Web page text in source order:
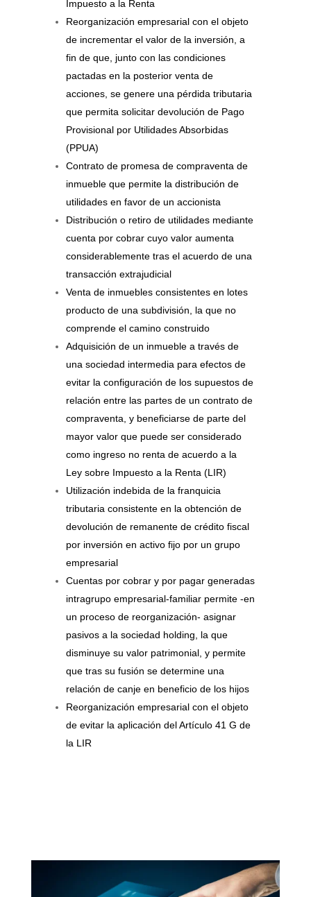
Impuesto a la Renta
Reorganización empresarial con el objeto
de incrementar el valor de la inversión, a
fin de que, junto con las condiciones
pactadas en la posterior venta de
acciones, se genere una pérdida tributaria
que permita solicitar devolución de Pago
Provisional por Utilidades Absorbidas
(PPUA)
Contrato de promesa de compraventa de
inmueble que permite la distribución de
utilidades en favor de un accionista
Distribución o retiro de utilidades mediante
cuenta por cobrar cuyo valor aumenta
considerablemente tras el acuerdo de una
transacción extrajudicial
Venta de inmuebles consistentes en lotes
producto de una subdivisión, la que no
comprende el camino construido
Adquisición de un inmueble a través de
una sociedad intermedia para efectos de
evitar la configuración de los supuestos de
relación entre las partes de un contrato de
compraventa, y beneficiarse de parte del
mayor valor que puede ser considerado
como ingreso no renta de acuerdo a la
Ley sobre Impuesto a la Renta (LIR)
Utilización indebida de la franquicia
tributaria consistente en la obtención de
devolución de remanente de crédito fiscal
por inversión en activo fijo por un grupo
empresarial
Cuentas por cobrar y por pagar generadas
intragrupo empresarial-familiar permite -en
un proceso de reorganización- asignar
pasivos a la sociedad holding, la que
disminuye su valor patrimonial, y permite
que tras su fusión se determine una
relación de canje en beneficio de los hijos
Reorganización empresarial con el objeto
de evitar la aplicación del Artículo 41 G de
la LIR